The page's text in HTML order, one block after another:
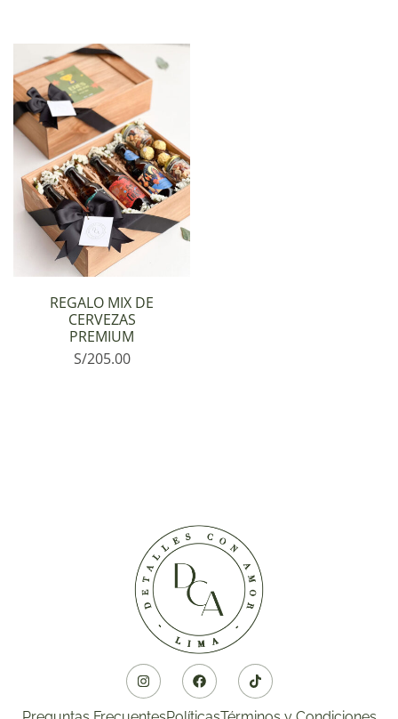
REGALO MIX DE
CERVEZAS
PREMIUM
S/205.00